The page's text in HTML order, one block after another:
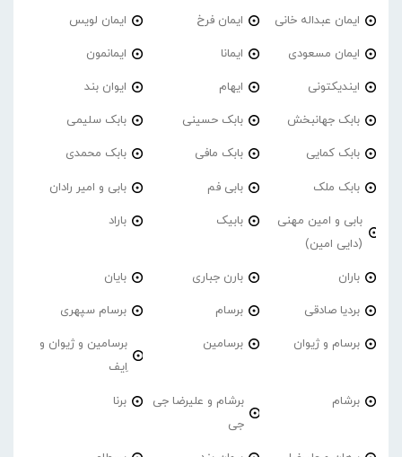
ایمان عبداله خانی ایمان فرخ ایمان لویس
ایمان مسعودی ایمانا ایمانمون
ایندیکتونی ایهام ایوان بند
بابک جهانبخش بابک حسینی بابک سلیمی
بابک کمایی بابک مافی بابک محمدی
بابک ملک بابی فم بابی و امیر رادان
بابی و امین مهنی
(دایی امین)
بابیک باراد
باران بارن جباری بایان
بردیا صادقی برسام برسام سپهری
برسام و ژیوان برسامین
برسامین و ژیوان و
اِیف
برشام
برشام و علیرضا جی
جی
برنا